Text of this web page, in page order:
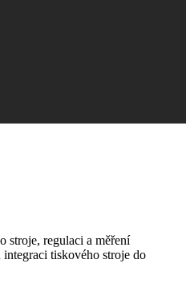
stroje, regulaci a měření
tiskového stroje do